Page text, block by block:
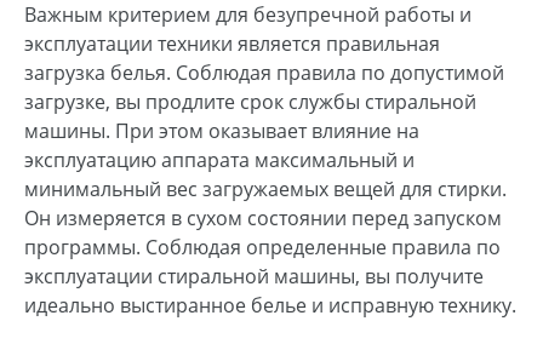
Важным критерием для безупречной работы и
эксплуатации техники является правильная
загрузка белья. Соблюдая правила по допустимой
загрузке, вы продлите срок службы стиральной
машины. При этом оказывает влияние на
эксплуатацию аппарата максимальный и
минимальный вес загружаемых вещей для стирки.
Он измеряется в сухом состоянии перед запуском
программы. Соблюдая определенные правила по
эксплуатации стиральной машины, вы получите
идеально выстиранное белье и исправную технику.